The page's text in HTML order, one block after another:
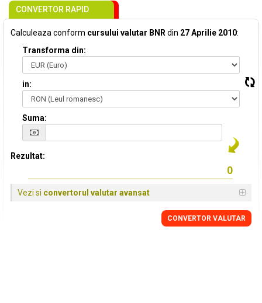
CONVERTOR RAPID
Calculeaza conform cursului valutar BNR din 27 Aprilie 2010:
Transforma din:
in:
Suma:
Rezultat:
Vezi si convertorul valutar avansat
CONVERTOR VALUTAR